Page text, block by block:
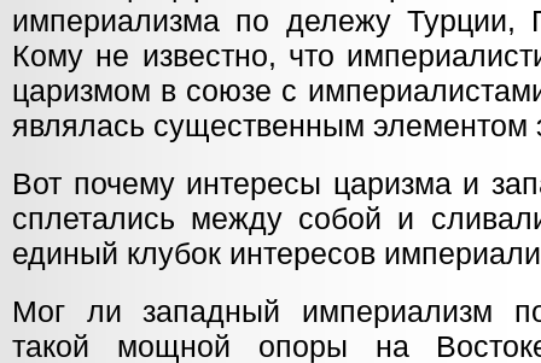
империализма по дележу Турции,
Кому не известно, что
царизмом в союзе с
являлась существенным элементом
Вот почему интересы царизма и
сплетались между собой и
единый клубок интересов
Мог ли западный империализм
такой мощной опоры на